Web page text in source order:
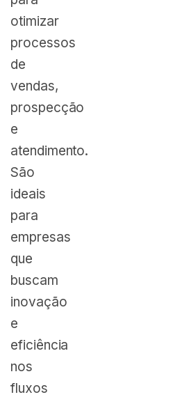
otimizar
processos
de
vendas,
prospecção
e
atendimento.
São
ideais
para
empresas
que
buscam
inovação
e
eficiência
nos
fluxos